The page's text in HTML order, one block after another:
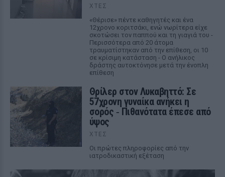
ΧΤΕΣ
«Θέρισε» πέντε καθηγητές και ένα
12χρονο κοριτσάκι, ενώ νωρίτερα είχε
σκοτώσει τον παππού και τη γιαγιά του -
Περισσότερα από 20 άτομα
τραυματίστηκαν από την επίθεση, οι 10
σε κρίσιμη κατάσταση - Ο ανήλικος
δράστης αυτοκτόνησε μετά την ένοπλη
επίθεση
Θρίλερ στον Λυκαβηττό: Σε
57χρονη γυναίκα ανήκει η
σορός ‑ Πιθανότατα έπεσε από
ύψος
ΧΤΕΣ
Οι πρώτες πληροφορίες από την
ιατροδικαστική εξέταση